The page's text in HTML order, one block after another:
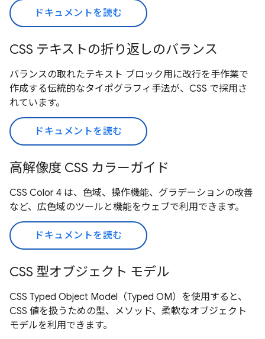
ドキュメントを読む
CSS テキストの折り返しのバランス
バランスの取れたテキスト ブロック用に改行を手作業で
作成する伝統的なタイポグラフィ手法が、CSS で採用さ
れています。
ドキュメントを読む
高解像度 CSS カラーガイド
CSS Color 4 は、色域、操作機能、グラデーションの改善
など、広色域のツールと機能をウェブで利用できます。
ドキュメントを読む
CSS 型オブジェクト モデル
CSS Typed Object Model（Typed OM）を使用すると、
CSS 値を扱うための型、メソッド、柔軟なオブジェクト
モデルを利用できます。